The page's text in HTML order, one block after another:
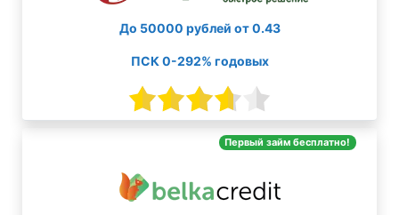
До 50000 рублей от 0.43
ПСК 0-292% годовых
Первый займ бесплатно!